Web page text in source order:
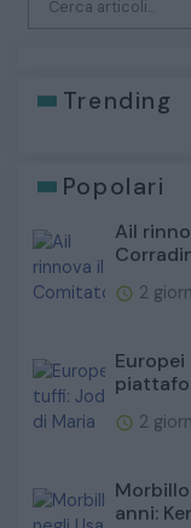
Trending
Popolari
Ail
2
2
anni: